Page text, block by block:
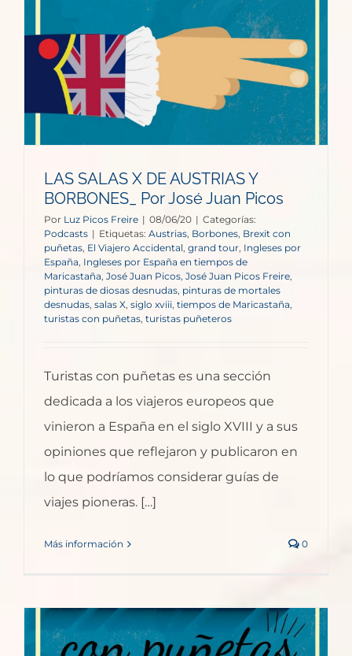
LAS SALAS X DE AUSTRIAS Y
BORBONES_ Por José Juan Picos
Por Luz Picos Freire | 08/06/20 | Categorías:
Podcasts | Etiquetas: Austrias, Borbones, Brexit con
puñetas, El Viajero Accidental, grand tour, Ingleses por
España, Ingleses por España en tiempos de
Maricastaña, José Juan Picos, José Juan Picos Freire,
pinturas de diosas desnudas, pinturas de mortales
desnudas, salas X, siglo xviii, tiempos de Maricastaña,
turistas con puñetas, turistas puñeteros
Turistas con puñetas es una sección
dedicada a los viajeros europeos que
vinieron a España en el siglo XVIII y a sus
opiniones que reflejaron y publicaron en
lo que podríamos considerar guías de
viajes pioneras. […]
Más información 0